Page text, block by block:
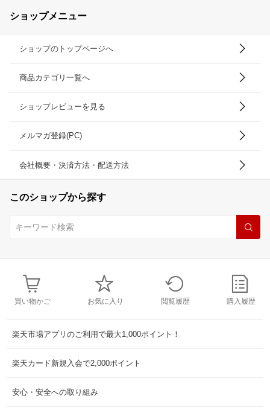
ショップメニュー
ショップのトップページへ
商品カテゴリ一覧へ
ショップレビューを見る
メルマガ登録(PC)
会社概要・決済方法・配送方法
このショップから探す
買い物かご お気に入り 閲覧履歴 購入履歴
楽天市場アプリのご利用で最大1,000ポイント！
楽天カード新規入会で2,000ポイント
安心・安全への取り組み